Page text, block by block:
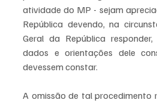
atividade do MP - sejam
República devendo, na
Geral da República
dados e orientações dele
devessem constar.
A omissão de tal procedimento